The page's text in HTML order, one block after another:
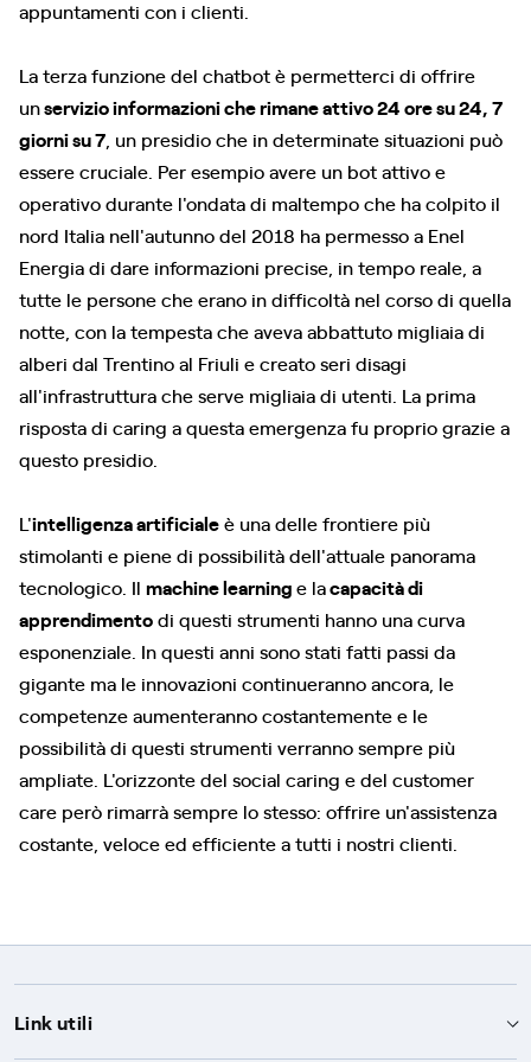
appuntamenti con i clienti.
La terza funzione del chatbot è permetterci di offrire
unservizio informazioni che rimane attivo 24 ore su 24, 7
giorni su 7 , un presidio che in determinate situazioni può
essere cruciale. Per esempio avere un bot attivo e
operativo durante l'ondata di maltempo che ha colpito il
nord Italia nell'autunno del 2018 ha permesso a Enel
Energia di dare informazioni precise, in tempo reale, a
tutte le persone che erano in difficoltà nel corso di quella
notte, con la tempesta che aveva abbattuto migliaia di
alberi dal Trentino al Friuli e creato seri disagi
all'infrastruttura che serve migliaia di utenti. La prima
risposta di caring a questa emergenza fu proprio grazie a
questo presidio.
L'intelligenza artificialeè una delle frontiere più
stimolanti e piene di possibilità dell'attuale panorama
tecnologico. Il machine learninge lacapacità di
apprendimentodi questi strumenti hanno una curva
esponenziale. In questi anni sono stati fatti passi da
gigante ma le innovazioni continueranno ancora, le
competenze aumenteranno costantemente e le
possibilità di questi strumenti verranno sempre più
ampliate. L'orizzonte del social caring e del customer
care però rimarrà sempre lo stesso: offrire un'assistenza
costante, veloce ed efficiente a tutti i nostri clienti.
Link utili